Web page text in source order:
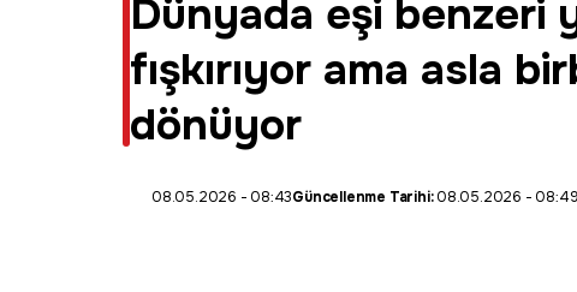
Dünyada eşi benzeri
fışkırıyor ama asla
dönüyor
08.05.2026 - 08:43Güncellenme Tarihi:08.05.2026 - 08:49